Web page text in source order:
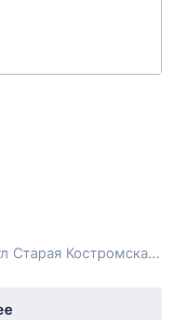
Старая Костромская , 6